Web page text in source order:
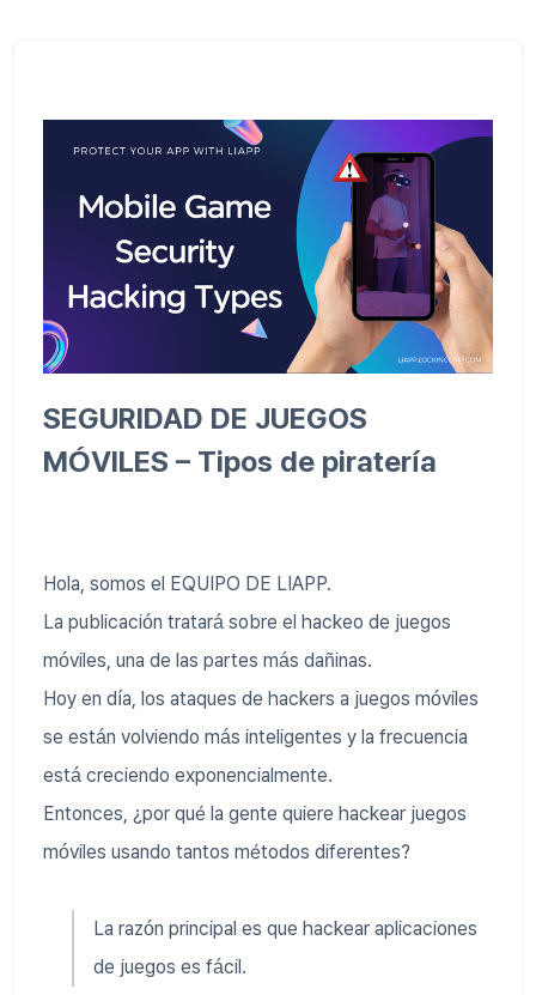
SEGURIDAD DE JUEGOS
MÓVILES – Tipos de piratería
Hola, somos el EQUIPO DE LIAPP.
La publicación tratará sobre el hackeo de juegos
móviles, una de las partes más dañinas.
Hoy en día, los ataques de hackers a juegos móviles
se están volviendo más inteligentes y la frecuencia
está creciendo exponencialmente.
Entonces, ¿por qué la gente quiere hackear juegos
móviles usando tantos métodos diferentes?
La razón principal es que hackear aplicaciones
de juegos es fácil.